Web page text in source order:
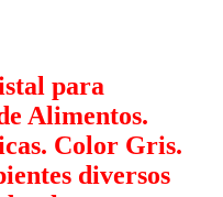
para
Alimentos.
Color Gris.
diversos